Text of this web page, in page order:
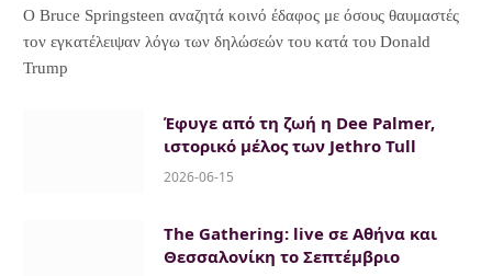
Ο Bruce Springsteen αναζητά κοινό έδαφος με όσους θαυμαστές
τον εγκατέλειψαν λόγω των δηλώσεών του κατά του Donald
Trump
Έφυγε από τη ζωή η Dee Palmer,
ιστορικό μέλος των Jethro Tull
2026-06-15
The Gathering: live σε Αθήνα και
Θεσσαλονίκη το Σεπτέμβριο